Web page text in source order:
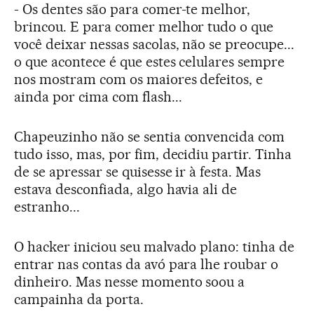
- Os dentes são para comer-te melhor,
brincou. E para comer melhor tudo o que
você deixar nessas sacolas, não se preocupe...
o que acontece é que estes celulares sempre
nos mostram com os maiores defeitos, e
ainda por cima com flash...
Chapeuzinho não se sentia convencida com
tudo isso, mas, por fim, decidiu partir. Tinha
de se apressar se quisesse ir à festa. Mas
estava desconfiada, algo havia ali de
estranho...
O hacker iniciou seu malvado plano: tinha de
entrar nas contas da avó para lhe roubar o
dinheiro. Mas nesse momento soou a
campainha da porta.